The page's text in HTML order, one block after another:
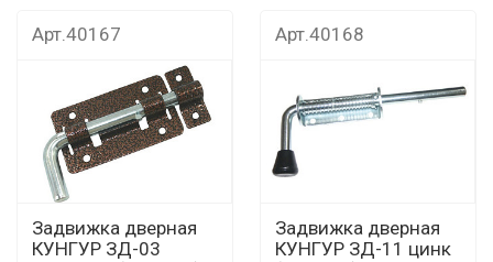
Арт.40167
Задвижка дверная
КУНГУР ЗД-03
Арт.40168
Задвижка дверная
КУНГУР ЗД-11 цинк